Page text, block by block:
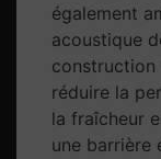
également
acoustique
construction
réduire la
la fraîcheur
une barrière